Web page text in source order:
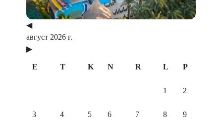
◀
август 2026 г.
▶
E T K N R L P
1 2
3 4 5 6
7
8
9